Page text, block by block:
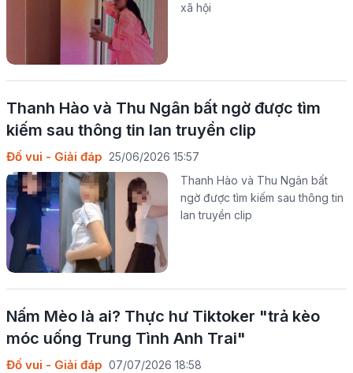
xã hội
Thanh Hào và Thu Ngân bất ngờ được tìm
kiếm sau thông tin lan truyền clip
Đố vui - Giải đáp 25/06/2026 15:57
Thanh Hào và Thu Ngân bất
ngờ được tìm kiếm sau thông tin
lan truyền clip
Nấm Mèo là ai? Thực hư Tiktoker "trả kèo
móc uống Trung Tình Anh Trai"
Đố vui - Giải đáp 07/07/2026 18:58